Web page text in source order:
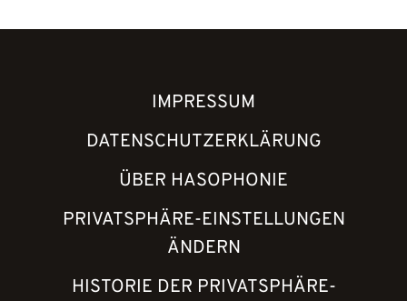
IMPRESSUM
DATENSCHUTZERKLÄRUNG
ÜBER HASOPHONIE
PRIVATSPHÄRE-EINSTELLUNGEN
ÄNDERN
HISTORIE DER PRIVATSPHÄRE-